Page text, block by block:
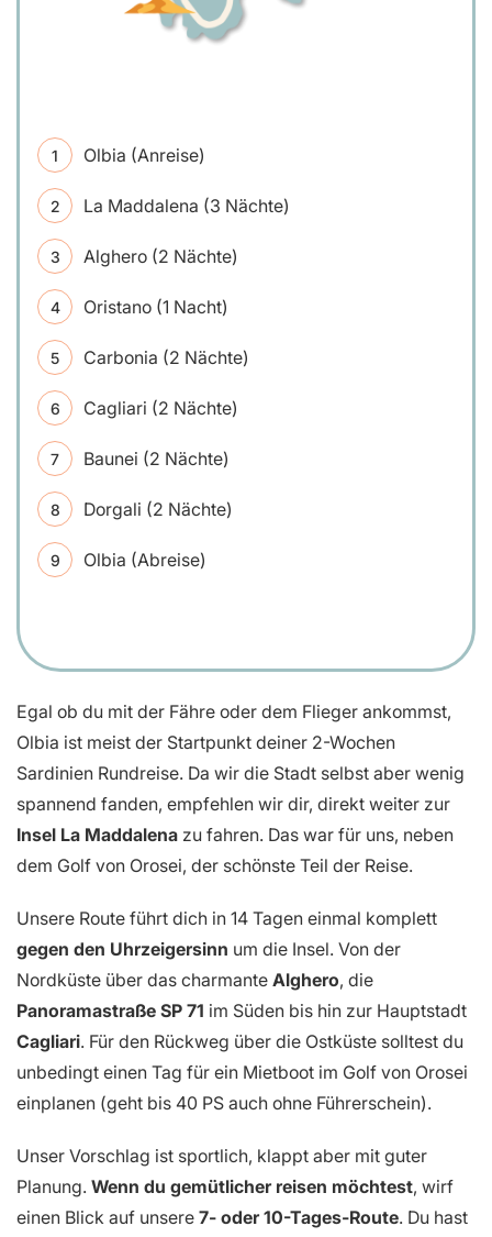
Olbia (Anreise)
La Maddalena (3 Nächte)
Alghero (2 Nächte)
Oristano (1 Nacht)
Carbonia (2 Nächte)
Cagliari (2 Nächte)
Baunei (2 Nächte)
Dorgali (2 Nächte)
Olbia (Abreise)
Egal ob du mit der Fähre oder dem Flieger ankommst,
Olbia ist meist der Startpunkt deiner 2-Wochen
Sardinien Rundreise. Da wir die Stadt selbst aber wenig
spannend fanden, empfehlen wir dir, direkt weiter zur
Insel La Maddalena zu fahren. Das war für uns, neben
dem Golf von Orosei, der schönste Teil der Reise.
Unsere Route führt dich in 14 Tagen einmal komplett
gegen den Uhrzeigersinn um die Insel. Von der
Nordküste über das charmante Alghero, die
Panoramastraße SP 71 im Süden bis hin zur Hauptstadt
Cagliari. Für den Rückweg über die Ostküste solltest du
unbedingt einen Tag für ein Mietboot im Golf von Orosei
einplanen (geht bis 40 PS auch ohne Führerschein).
Unser Vorschlag ist sportlich, klappt aber mit guter
Planung. Wenn du gemütlicher reisen möchtest, wirf
einen Blick auf unsere 7- oder 10-Tages-Route. Du hast